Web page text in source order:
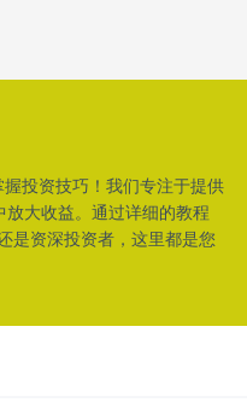
投资技巧！我们专注于提供
大收益。通过详细的教程
是资深投资者，这里都是您